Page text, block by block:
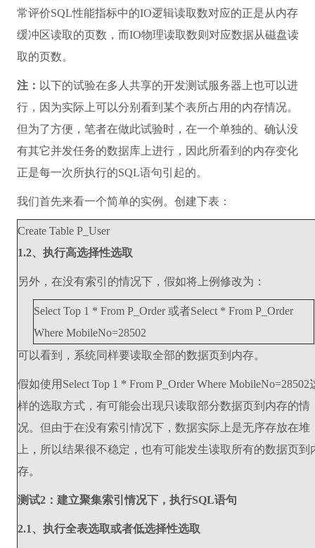
常评价SQL性能指标中的IO逻辑读取数对应的正是从内存
缓冲区读取的页数，而IO物理读取数则对应数据从磁盘读
取的页数。
注： 以下的试验在多人共享的开发测试服务器上也可以进
行，因为实际上可以分别看到某个表所占用的内存情况。
但为了方便，笔者在做此试验时，在一个单独的、确认没
有其它并发任务的数据库上进行，因此所看到的内存变化
正是每一次所执行的SQL语句引起的。
我们首先来看一个简单的实例。创建下表：
Create Table P_User
1.2、执行高选择性选取
另外，在没有索引的情况下，假如将上例修改为：
Select Top 1 * From P_Order 或者Select * From P_Order
Where MobileNo=28502
可以看到，系统同样要读取全部的数据页到内存。
假如使用Select Top 1 * From P_Order Where MobileNo=28502
样的选取方式，有可能会出现只读取部分数据页到内存的情
况。但由于在没有索引情况下，数据实际上是无序存放在堆
上，所以结果很不稳定，也有可能发生读取所有的数据页到
存。
测试2：建立聚集索引情况下，执行SQL语句
2.1、执行全表选取或者低选择性选取